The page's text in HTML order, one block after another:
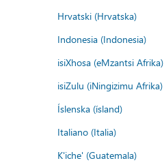
Hrvatski (Hrvatska)
Indonesia (Indonesia)
isiXhosa (eMzantsi Afrika)
isiZulu (iNingizimu Afrika)
Íslenska (ísland)
Italiano (Italia)
K'iche' (Guatemala)